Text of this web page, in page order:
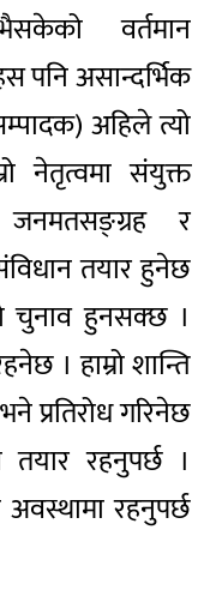
वर्तमान
पनि असान्दर्भिक
अहिले त्यो
नेतृत्वमा संयुक्त
र
तयार हुनेछ
चुनाव हुनसक्छ ।
। हाम्रो शान्ति
प्रतिरोध गरिनेछ
रहनुपर्छ ।
अवस्थामा रहनुपर्छ